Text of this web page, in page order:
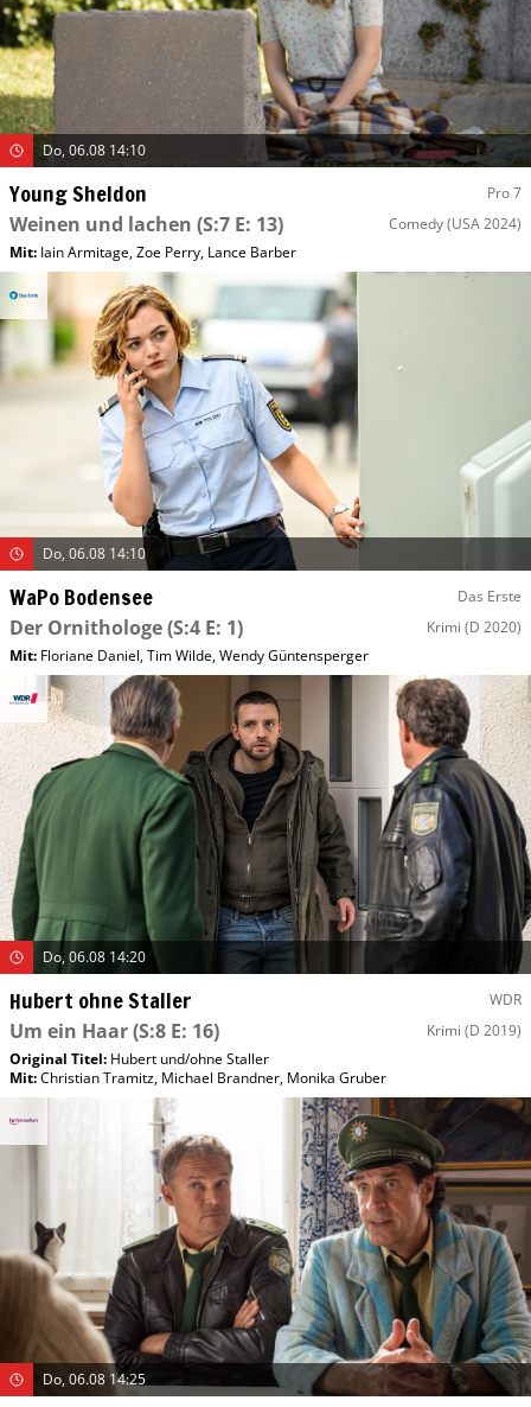
Do, 06.08 14:10
Young Sheldon Pro 7
Weinen und lachen (S:7 E: 13) Comedy(USA 2024)
Mit: Iain Armitage,Zoe Perry, Lance Barber
Do, 06.08 14:10
WaPo Bodensee Das Erste
Der Ornithologe(S:4 E: 1) Krimi (D 2020)
Mit: Floriane Daniel,Tim Wilde,Wendy Güntensperger
Do, 06.08 14:20
Hubert ohne Staller WDR
Um ein Haar(S:8 E: 16) Krimi (D 2019)
Original Titel: Hubert und/​ohne Staller
Mit:Christian Tramitz, Michael Brandner, Monika Gruber
Do, 06.08 14:25